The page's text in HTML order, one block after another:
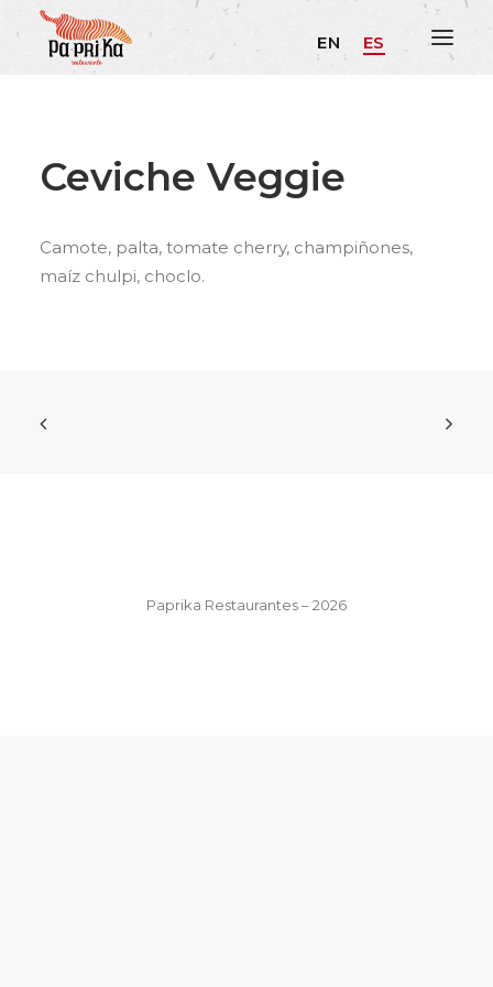
EN ES
Ceviche Veggie
Camote, palta, tomate cherry, champiñones,
maíz chulpi, choclo.
Paprika Restaurantes – 2026